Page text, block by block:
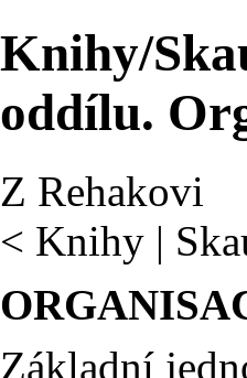
Knihy/
oddílu.
Z Rehakovi
< Knihy |
Základní